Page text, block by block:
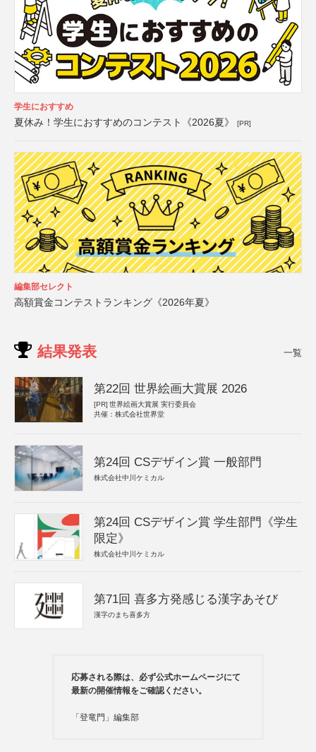
学生におすすめ
夏休み！学生におすすめのコンテスト《2026夏》 [PR]
編集部セレクト
高額賞金コンテストランキング《2026年夏》
結果発表 一覧
第22回 世界絵画大賞展 2026
[PR] 世界絵画大賞展 実行委員会
共催：株式会社世界堂
第24回 CSデザイン賞 一般部門
株式会社中川ケミカル
第24回 CSデザイン賞 学生部門《学生
限定》
株式会社中川ケミカル
第71回 喜多方発感じる漢字あそび
漢字のまち喜多方
応募される際は、必ず公式ホームページにて
最新の開催情報をご確認ください。
「登竜門」編集部